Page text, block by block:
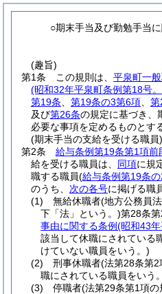
○期末手当及び勤勉手当
(趣旨)
第1条
この規則は、 平泉町一
(昭和32年平泉町条例第18号
第19条
第19条の3第6項 第
及び第26条の規定に基づき、
必要な事項を定めるものとす
(期末手当の支給を受ける職員)
第2条
給与条例第19条第1項前
給を受ける職員は、 同項に規
職する職員(給与条例第19条
のうち、 次の各号に掲げる職
(1)
無給休職者(地方公務員法
下「法」という。)第28条
事由に関する条例(昭和43
該当して休職にされている
けていない職員をいう。)
(2)
刑事休職者(法第28条第2
職にされている職員をいう
(3)
停職者(法第29条第1項